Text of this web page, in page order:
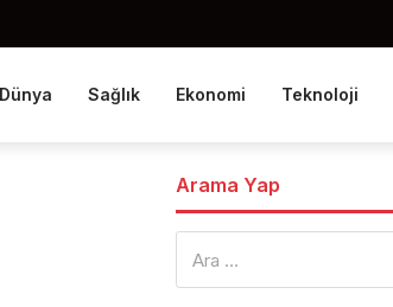
Dünya Sağlık Ekonomi Teknoloji
Arama Yap